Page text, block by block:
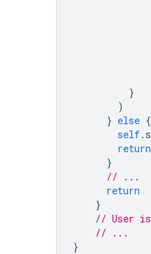
}
)
} else {
self.
return
}
// ...
return
}
// User
// ...
}